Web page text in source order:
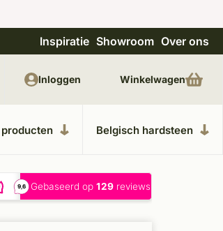
in kempische bouwstijl
Inspiratie Showroom Over ons
Belgisch hardsteen
Inloggen Winkelwagen